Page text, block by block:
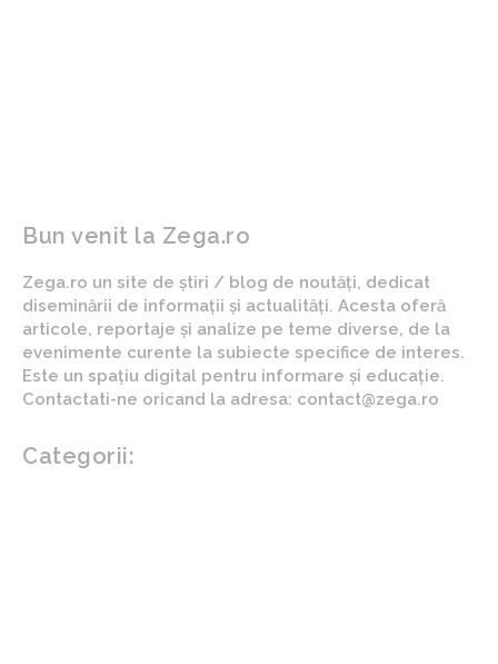
Bun venit la Zega.ro
Zega.ro un site de știri / blog de noutăți, dedicat
diseminării de informații și actualități. Acesta oferă
articole, reportaje și analize pe teme diverse, de la
evenimente curente la subiecte specifice de interes.
Este un spațiu digital pentru informare și educație.
Contactati-ne oricand la adresa: contact@zega.ro
Categorii: